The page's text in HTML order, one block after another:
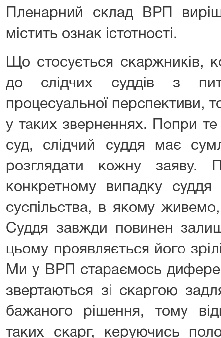
Пленарний склад ВРП
містить ознак істотності.
Що стосується скаржників,
до слідчих суддів з
процесуальної перспективи,
у таких зверненнях. Попри
суд, слідчий суддя має
розглядати кожну заяву.
конкретному випадку
суспільства, в якому
Суддя завжди повинен
цьому проявляється його
Ми у ВРП стараємось
звертаються зі скаргою
бажаного рішення, тому
таких скарг, керуючись